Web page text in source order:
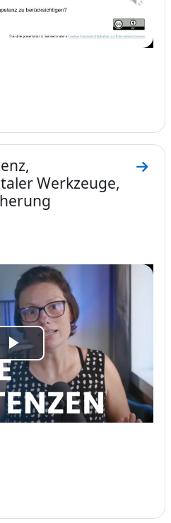
abspielen
Werkzeuge,
Zum
Video
abspielen